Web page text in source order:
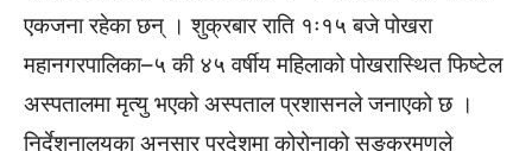
एकजना रहेका छन् । शुक्रबार राति १ः१५ बजे पोखरा
महानगरपालिका–५ की ४५ वर्षीय महिलाको पोखरास्थित फिष्टेल
अस्पतालमा मृत्यु भएको अस्पताल प्रशासनले जनाएको छ ।
निर्देशनालयका अनुसार प्रदेशमा कोरोनाको सङ्क्रमणले